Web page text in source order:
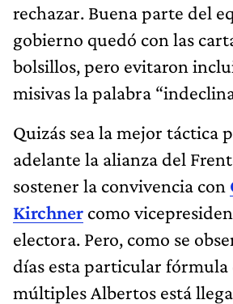
rechazar. Buena parte del
gobierno quedó con las
bolsillos, pero evitaron
misivas la palabra
Quizás sea la mejor táctica
adelante la alianza del
sostener la convivencia con
Kirchner como
electora. Pero, como se
días esta particular fórmula
múltiples Albertos está